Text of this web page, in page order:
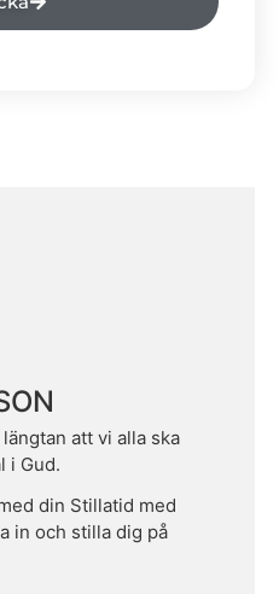
att vi alla ska
i Gud.
din Stillatid med
in och stilla dig på